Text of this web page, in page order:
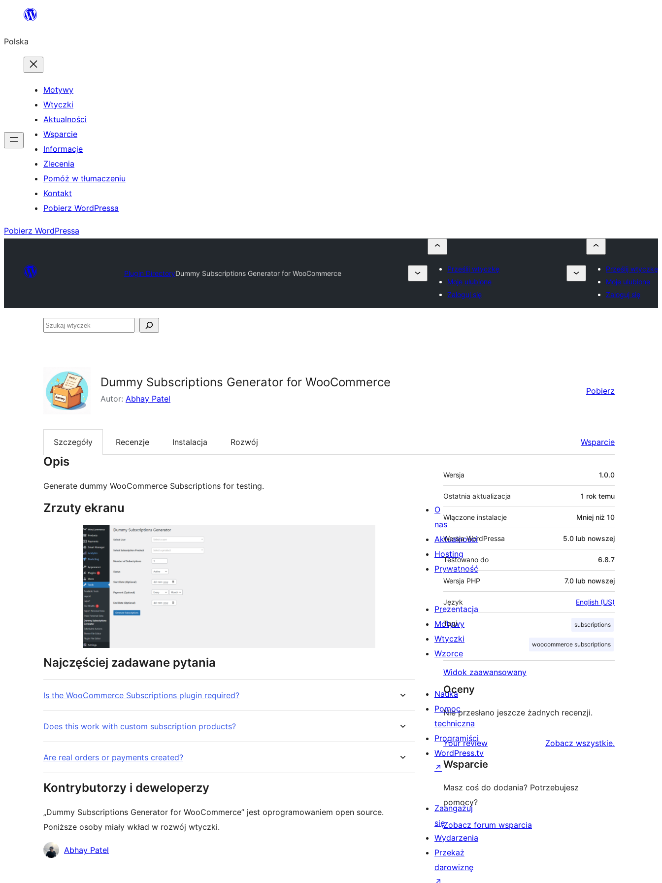
Przejdź
treści
Polska
Motywy
Wtyczki
Aktualności
Wsparcie
Informacje
Zlecenia
Pomóż w tłumaczeniu
Kontakt
Pobierz WordPressa
Pobierz WordPressa
Plugin DirectoryDummy Subscriptions Generator for WooCommerce
Prześlij wtyczkę
Moje ulubione
Zaloguj się
Prześlij wtyczkę
Moje ulubione
Zaloguj się
Szukaj
Dummy Subscriptions Generator for WooCommerce
Autor: Abhay Patel
Pobierz
Szczegóły Recenzje Instalacja Rozwój Wsparcie
Opis
Generate dummy WooCommerce Subscriptions for testing.
Zrzuty ekranu
Najczęściej zadawane pytania
Is the WooCommerce Subscriptions plugin required?
Does this work with custom subscription products?
Are real orders or payments created?
Kontrybutorzy i deweloperzy
„Dummy Subscriptions Generator for WooCommerce” jest oprogramowaniem open source.
Poniższe osoby miały wkład w rozwój wtyczki.
Zaangażowani
Abhay Patel
Meta
Wersja 1.0.0
Ostatnia aktualizacja 1 rok temu
Włączone instalacje Mniej niż 10
Wersja WordPressa 5.0 lub nowszej
Testowano do 6.8.7
Wersja PHP 7.0 lub nowszej
Język English (US)
Tagi subscriptions
woocommerce subscriptions
Widok zaawansowany
Oceny
Nie przesłano jeszcze żadnych recenzji.
Your review Zobacz wszystkierecenzje
.
Wsparcie
Masz coś do dodania? Potrzebujesz
pomocy?
Zobacz forum wsparcia
O
nas
Aktualności
Hosting
Prywatność
Prezentacja
Motywy
Wtyczki
Wzorce
Nauka
Pomoc
techniczna
Programiści
WordPress.tv
↗
Zaangażuj
się
Wydarzenia
Przekaż
darowiznę